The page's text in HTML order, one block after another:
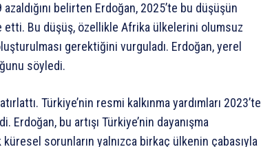
belirten Erdoğan, 2025’te bu düşüşün
etti. Bu düşüş, özellikle Afrika ülkelerini olumsuz
gerektiğini vurguladı. Erdoğan, yerel
söyledi.
Türkiye’nin resmi kalkınma yardımları 2023’te
bu artışı Türkiye’nin dayanışma
sorunların yalnızca birkaç ülkenin çabasıyla